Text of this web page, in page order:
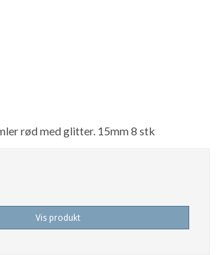
rød med glitter. 15mm 8 stk
Vis produkt